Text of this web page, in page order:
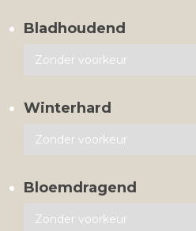
Bladhoudend
Winterhard
Bloemdragend